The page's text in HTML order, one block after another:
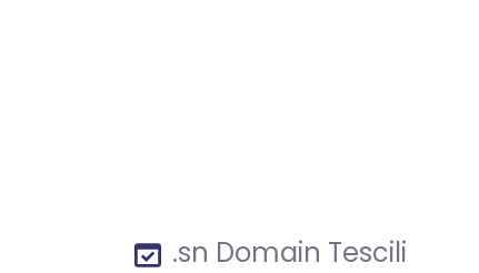
.sn Domain Tescili